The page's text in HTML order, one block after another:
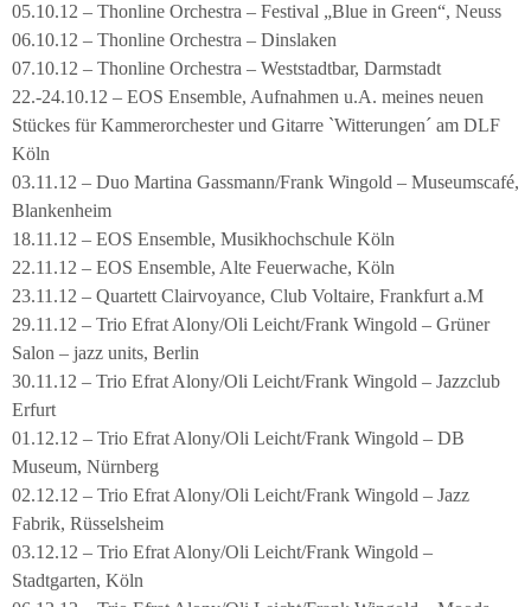
05.10.12 – Thonline Orchestra – Festival „Blue in Green“, Neuss
06.10.12 – Thonline Orchestra – Dinslaken
07.10.12 – Thonline Orchestra – Weststadtbar, Darmstadt
22.-24.10.12 – EOS Ensemble, Aufnahmen u.A. meines neuen
Stückes für Kammerorchester und Gitarre `Witterungen´ am DLF
Köln
03.11.12 – Duo Martina Gassmann/Frank Wingold – Museumscafé,
Blankenheim
18.11.12 – EOS Ensemble, Musikhochschule Köln
22.11.12 – EOS Ensemble, Alte Feuerwache, Köln
23.11.12 – Quartett Clairvoyance, Club Voltaire, Frankfurt a.M
29.11.12 – Trio Efrat Alony/Oli Leicht/Frank Wingold – Grüner
Salon – jazz units, Berlin
30.11.12 – Trio Efrat Alony/Oli Leicht/Frank Wingold – Jazzclub
Erfurt
01.12.12 – Trio Efrat Alony/Oli Leicht/Frank Wingold – DB
Museum, Nürnberg
02.12.12 – Trio Efrat Alony/Oli Leicht/Frank Wingold – Jazz
Fabrik, Rüsselsheim
03.12.12 – Trio Efrat Alony/Oli Leicht/Frank Wingold –
Stadtgarten, Köln